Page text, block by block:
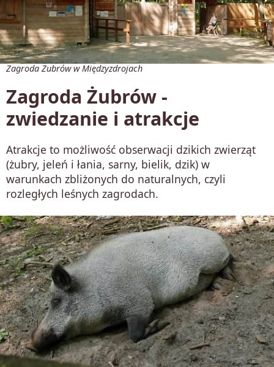
Zagroda Żubrów w Międzyzdrojach
Zagroda Żubrów -
zwiedzanie i atrakcje
Atrakcje to możliwość obserwacji dzikich zwierząt
(żubry, jeleń i łania, sarny, bielik, dzik) w
warunkach zbliżonych do naturalnych, czyli
rozległych leśnych zagrodach.